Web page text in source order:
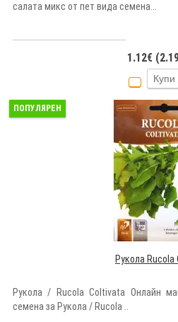
салата микс от пет вида семена...
1.12€
Купи
ПОПУЛЯРЕН
Рукола
Рукола / Rucola Coltivata Онлайн
семена за Рукола / Rucola ..